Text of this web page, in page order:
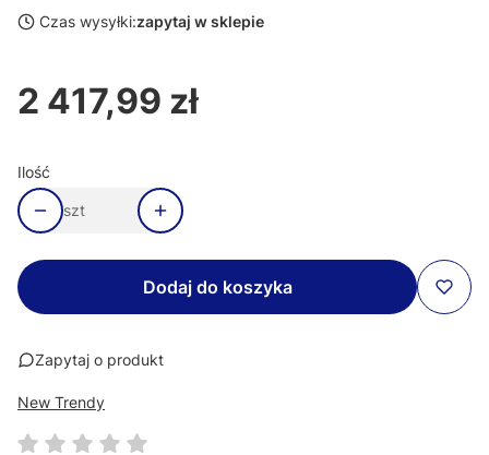
Czas wysyłki:zapytaj w sklepie
Cena
2 417,99 zł
Ilość
szt
Dodaj do koszyka
Zapytaj o produkt
New Trendy